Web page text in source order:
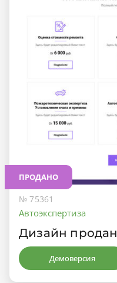
ПРОДАНО
№ 75361
Автоэкспертиза
Дизайн продан
Демоверсия